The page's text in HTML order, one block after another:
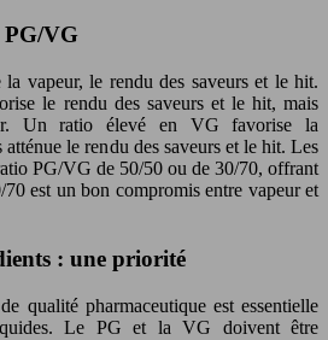
PG/VG
vapeur, le rendu des saveurs et le hit.
le rendu des saveurs et le hit, mais
Un ratio élevé en VG favorise la
le rendu des saveurs et le hit. Les
PG/VG de 50/50 ou de 30/70, offrant
est un bon compromis entre vapeur et
: une priorité
qualité pharmaceutique est essentielle
Le PG et la VG doivent être